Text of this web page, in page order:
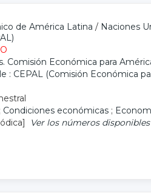
de América Latina / Naciones
Comisión Económica para
: CEPAL (Comisión Económica
Condiciones económicas ;
Ver los números disponibles